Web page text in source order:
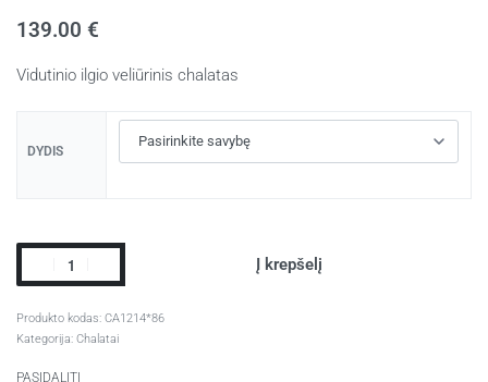
139.00 €
Vidutinio ilgio veliūrinis chalatas
DYDIS
Į krepšelį
CA1214*86
Kategorija: Chalatai
PASIDALITI